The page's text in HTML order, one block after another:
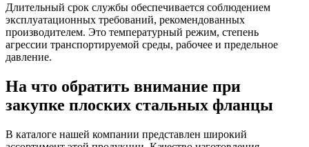
Длительный срок службы обеспечивается соблюдением
эксплуатационных требований, рекомендованных
производителем. Это температурный режим, степень
агрессии транспортируемой среды, рабочее и предельное
давление.
На что обратить внимание при
закупке плоских стальных фланцы
В каталоге нашей компании представлен широкий